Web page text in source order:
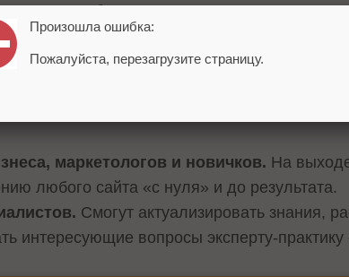
в области SEO,
реально работает, а что нет, развеять
вас вопросы.
маркетологов и новичков. На
любого сайта «с нуля» и до результата.
Смогут актуализировать знания,
интересующие вопросы эксперту-
Произошла ошибка:
Пожалуйста, перезагрузите страницу.